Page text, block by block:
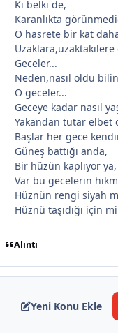
Ki belki de,
Karanlıkta
O hasrete bir kat
Uzaklara,uzaktakilere
Geceler...
Neden,nasıl oldu
O geceler...
Geceye kadar nasıl
Yakandan tutar elbet
Başlar her gece
Güneş battığı anda,
Bir hüzün kaplıyor ya,
Var bu gecelerin
Hüznün rengi siyah
Hüznü taşıdığı için
Alıntı
Yeni Konu Ekle